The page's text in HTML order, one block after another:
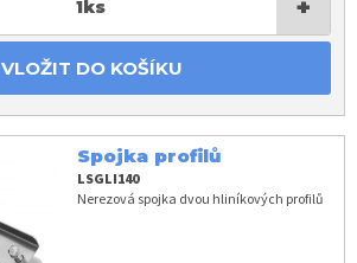
1ks +
VLOŽIT DO KOŠÍKU
Spojka profilů
LSGLI140
Nerezová spojka dvou hliníkových profilů